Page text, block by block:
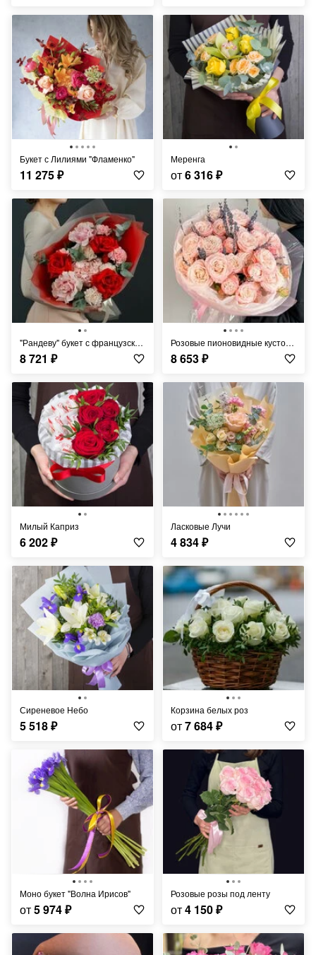
Букет с Лилиями "Фламенко"
11 275₽
Меренга
от6 316₽
"Рандеву" букет с французскими розами
8 721 ₽
Розовые пионовидные кустовые розы с ароматной лавандой
8 653₽
Милый Каприз
6 202₽
Ласковые Лучи
4 834₽
Сиреневое Небо
5 518₽
Корзина белых роз
от7 684₽
Моно букет "Волна Ирисов"
от5 974₽
Розовые розы под ленту
от4 150₽